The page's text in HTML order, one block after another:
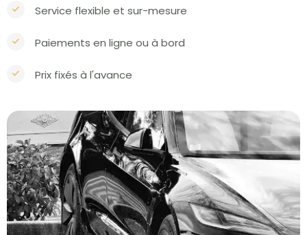
Service flexible et sur-mesure
Paiements en ligne ou à bord
Prix fixés à l'avance